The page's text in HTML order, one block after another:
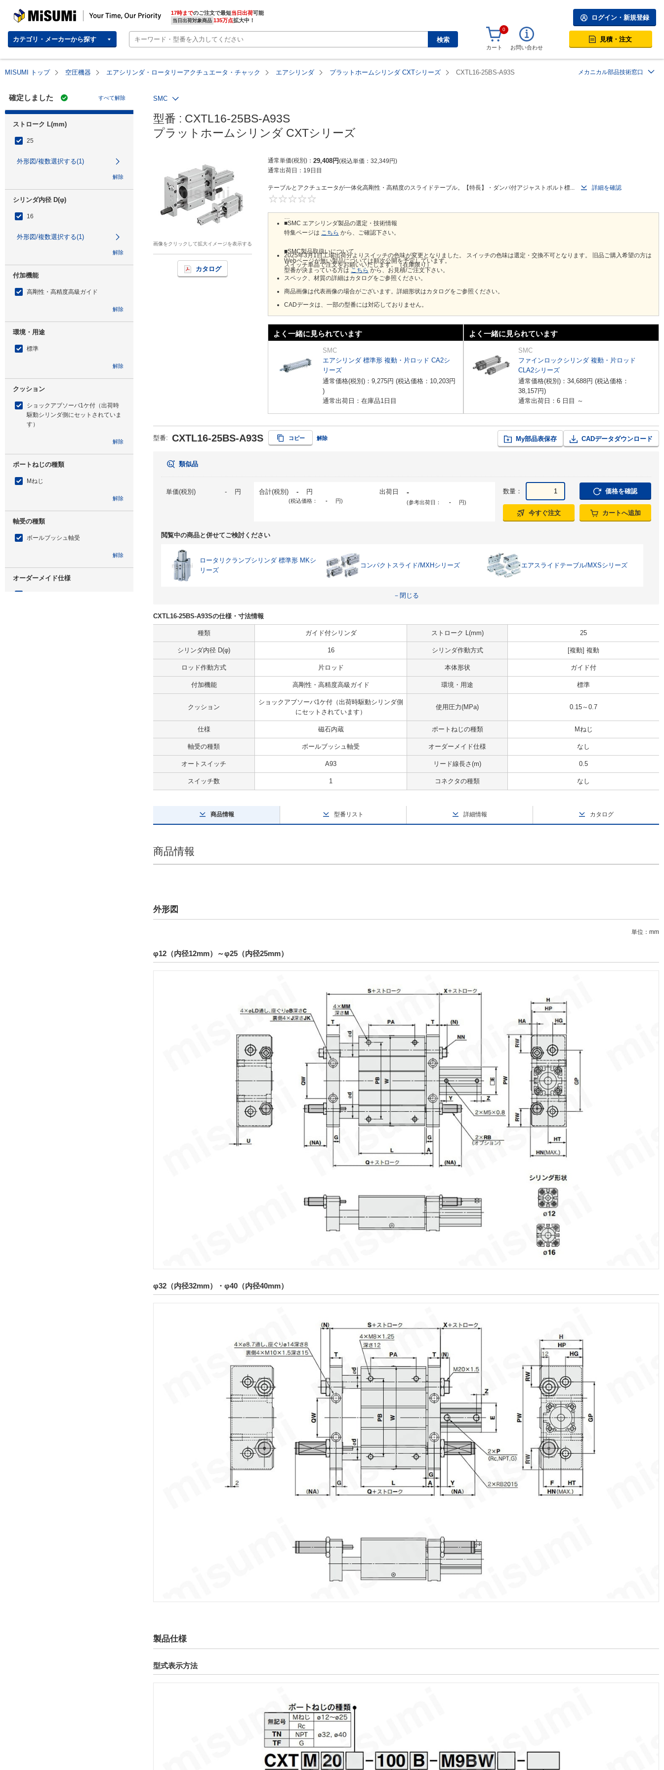
MISUMI | Your Time, Our Priority 17時までのご注文で最短当日出荷
当日出荷対象商品 135万点拡大中！
カテゴリ・メーカーから探す 検索
ログイン・新規登録
0
カート お問い合わせ
見積・注文
MISUMI トップ 空圧機器 エアシリンダ・ロータリーアクチュエータ・チャック エアシリンダ プラットホームシリンダ CXTシリーズ CXTL16-25BS-A93S メカニカル部品技術窓口
確定しました すべて解除
ストローク L(mm)
25
外形図/複数選択する(1)
解除
シリンダ内径 D(φ)
16
外形図/複数選択する(1)
解除
付加機能
高剛性・高精度高級ガイド
解除
環境・用途
標準
解除
クッション
ショックアブソーバ1ケ付（出荷時
駆動シリンダ側にセットされていま
す）
解除
ポートねじの種類
Mねじ
解除
軸受の種類
ボールブッシュ軸受
解除
オーダーメイド仕様
SMC
型番 : CXTL16-25BS-A93S
プラットホームシリンダ CXTシリーズ
画像をクリックして拡大イメージを表示する
カタログ
通常単価(税別) 29,408円 税込単価 32,349円
通常出荷日： 19日目
テーブルとアクチュエータが一体化高剛性・高精度のスライドテーブル。【特長】・ダンパ付アジャストボルト標...
詳細を確認
■SMC エアシリンダ製品の選定・技術情報
特集ページは こちら から、ご確認下さい。
■SMC製品取扱いについて
Webページが無い製品については順次公開を予定しています。
型番が決まっている方は こちら から、お見積/ご注文下さい。
2025年3月1日工場出荷分よりスイッチの色味が変更となりました。 スイッチの色味は選定・交換不可となります。 旧品ご購入希望の方は
スイッチ単品で注文をお願いいたします。（在庫限り）
スペック、材質の詳細はカタログをご参照ください。
商品画像は代表画像の場合がございます。詳細形状はカタログをご参照ください。
CADデータは、一部の型番には対応しておりません。
よく一緒に見られています
SMC
エアシリンダ 標準形 複動・片ロッド CA2シ
リーズ
通常価格(税別)： 9,275円 (税込価格： 10,203円
)
通常出荷日：在庫品1日目
よく一緒に見られています
SMC
ファインロックシリンダ 複動・片ロッド
CLA2シリーズ
通常価格(税別)： 34,688円 (税込価格：
38,157円)
通常出荷日：6 日目 ～
型番: CXTL16-25BS-A93S コピー 解除 My部品表保存 CADデータダウンロード
類似品
単価(税別) - 円 合計(税別) - 円
(税込価格： - 円)
出荷日 -
(参考出荷日： - 円)
数量： 価格を確認
今すぐ注文 カートへ追加
閲覧中の商品と併せてご検討ください
ロータリクランプシリンダ 標準形 MKシ
リーズ
コンパクトスライド/MXHシリーズ エアスライドテーブル/MXSシリーズ
－閉じる
CXTL16-25BS-A93Sの仕様・寸法情報
種類 ガイド付シリンダ ストローク L(mm) 25
シリンダ内径 D(φ) 16 シリンダ作動方式 [複動] 複動
ロッド作動方式 片ロッド 本体形状 ガイド付
付加機能 高剛性・高精度高級ガイド 環境・用途 標準
クッション
ショックアブソーバ1ケ付（出荷時駆動シリンダ側
にセットされています）
使用圧力(MPa) 0.15～0.7
仕様 磁石内蔵 ポートねじの種類 Mねじ
軸受の種類 ボールブッシュ軸受 オーダーメイド仕様 なし
オートスイッチ A93 リード線長さ(m) 0.5
スイッチ数 1 コネクタの種類 なし
商品情報 型番リスト 詳細情報 カタログ
商品情報
外形図
単位：mm
φ12（内径12mm）～φ25（内径25mm）
φ32（内径32mm）・φ40（内径40mm）
製品仕様
型式表示方法